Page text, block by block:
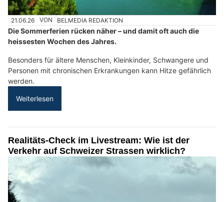
21.06.26 VON BELMEDIA REDAKTION
Die Sommerferien rücken näher – und damit oft auch die
heissesten Wochen des Jahres.
Besonders für ältere Menschen, Kleinkinder, Schwangere und
Personen mit chronischen Erkrankungen kann Hitze gefährlich
werden.
Weiterlesen
Realitäts-Check im Livestream: Wie ist der
Verkehr auf Schweizer Strassen wirklich?